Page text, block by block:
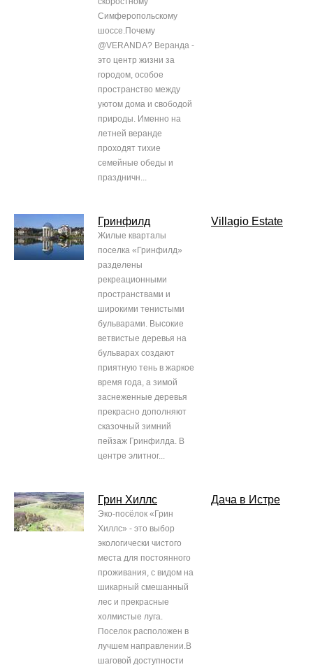
Симферопольскому
шоссе.Почему
@VERANDA? Веранда -
это центр жизни за
городом, особое
пространство между
уютом дома и свободой
природы. Именно на
летней веранде
проходят тихие
семейные обеды и
праздничн...
Гринфилд
Жилые кварталы
поселка «Гринфилд»
разделены
рекреационными
пространствами и
широкими тенистыми
бульварами. Высокие
ветвистые деревья на
бульварах создают
приятную тень в жаркое
время года, а зимой
заснеженные деревья
прекрасно дополняют
сказочный зимний
пейзаж Гринфилда. В
центре элитног...
Villagio Estate
Грин Хиллс
Эко-посёлок «Грин
Хиллс» - это выбор
экологически чистого
места для постоянного
проживания, с видом на
шикарный смешанный
лес и прекрасные
холмистые луга.
Поселок расположен в
лучшем направлении.В
шаговой доступности
Дача в Истре